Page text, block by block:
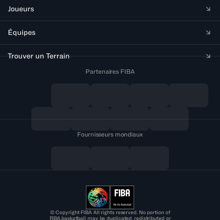
Joueurs
Équipes
Trouver un Terrain
Partenaires FIBA
Fournisseurs mondiaux
© Copyright FIBA All rights reserved. No portion of
FIBA.basketball may be duplicated, redistributed or